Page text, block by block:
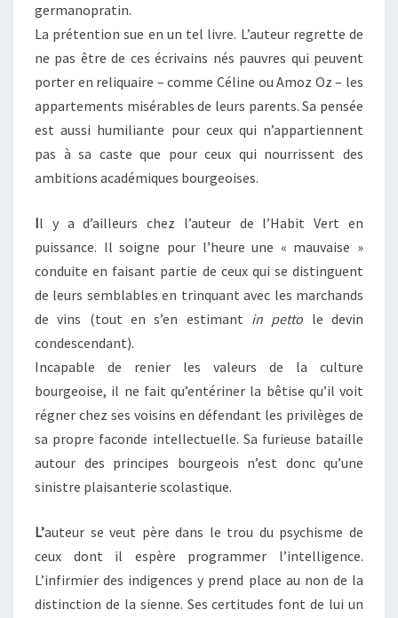
germanopratin.
La prétention sue en un tel livre. L’auteur regrette de
ne pas être de ces écrivains nés pauvres qui peuvent
porter en reliquaire – comme Céline ou Amoz Oz – les
appartements misérables de leurs parents. Sa pensée
est aussi humiliante pour ceux qui n’appartiennent
pas à sa caste que pour ceux qui nourrissent des
ambitions académiques bourgeoises.
Il y a d’ailleurs chez l’auteur de l’Habit Vert en
puissance. Il soigne pour l’heure une « mauvaise »
conduite en faisant partie de ceux qui se distinguent
de leurs semblables en trinquant avec les marchands
de vins (tout en s’en estimant in petto le devin
condescendant).
Incapable de renier les valeurs de la culture
bourgeoise, il ne fait qu’entériner la bêtise qu’il voit
régner chez ses voisins en défendant les privilèges de
sa propre faconde intellectuelle. Sa furieuse bataille
autour des principes bourgeois n’est donc qu’une
sinistre plaisanterie scolastique.
L’auteur se veut père dans le trou du psychisme de
ceux dont il espère programmer l’intelligence.
L’infirmier des indigences y prend place au non de la
distinction de la sienne. Ses certitudes font de lui un